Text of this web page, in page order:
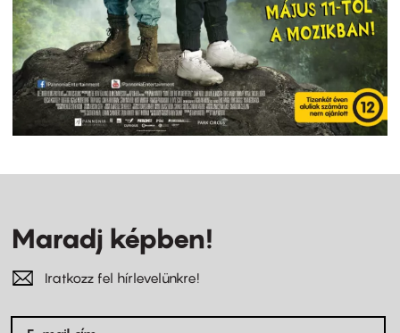
Maradj képben!
Iratkozz fel hírlevelünkre!